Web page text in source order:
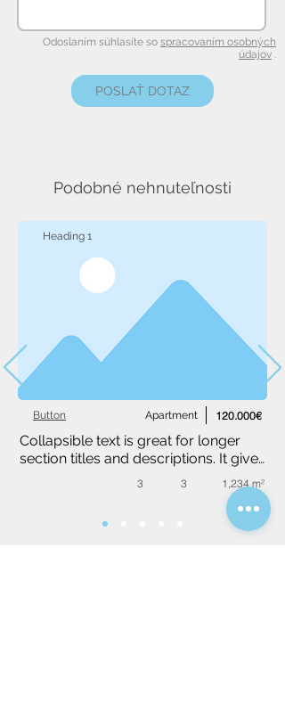
Odoslaním súhlasíte so spracovaním osobných
údajov .
POSLAŤ DOTAZ
Podobné nehnuteľnosti
Heading 1
Apartment
Button 120.000€
Collapsible text is great for longer
section titles and descriptions. It gives
people access to all the info they
need, while keeping your layout
clean. Link your text to anything, or
set your text box to expand on click.
3 3 1,234 m²